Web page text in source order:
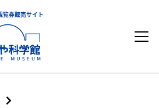
覧券販売サイト